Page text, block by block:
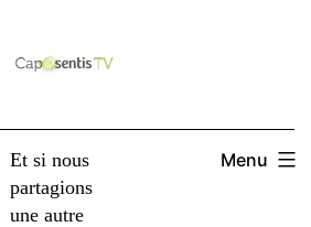
Et si nous
partagions
une autre
Menu